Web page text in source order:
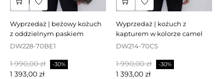
wyprzedaż | beżowy kożuch
z oddzielnym paskiem
DW228-70BE1
Cena
podstawowa
1 990,00 zł -30%
1 393,00 zł
wyprzedaż | kożuch z
kapturem w kolorze camel
DW214-70CS
Cena
podstawowa
1 990,00 zł -30%
1 393,00 zł